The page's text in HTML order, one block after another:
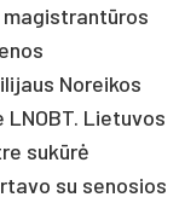
Noreikos
Lietuvos
sukūrė
su senosios